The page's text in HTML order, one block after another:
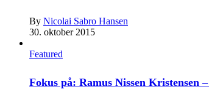
By Nicolai Sabro Hansen
30. oktober 2015
Featured
Fokus på: Ramus Nissen Kristensen